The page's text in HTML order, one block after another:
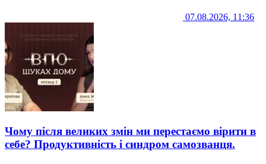
07.08.2026, 11:36
Чому після великих змін ми перестаємо вірити в
себе? Продуктивність і синдром самозванця.